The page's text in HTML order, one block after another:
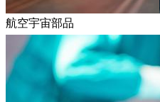
航空宇宙部品